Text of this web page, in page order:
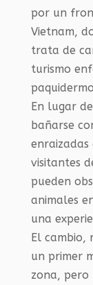
por un
Vietnam,
trata de
turismo
En lugar
bañarse
visitantes
pueden
animales
una
El cambio,
un primer
zona, pero